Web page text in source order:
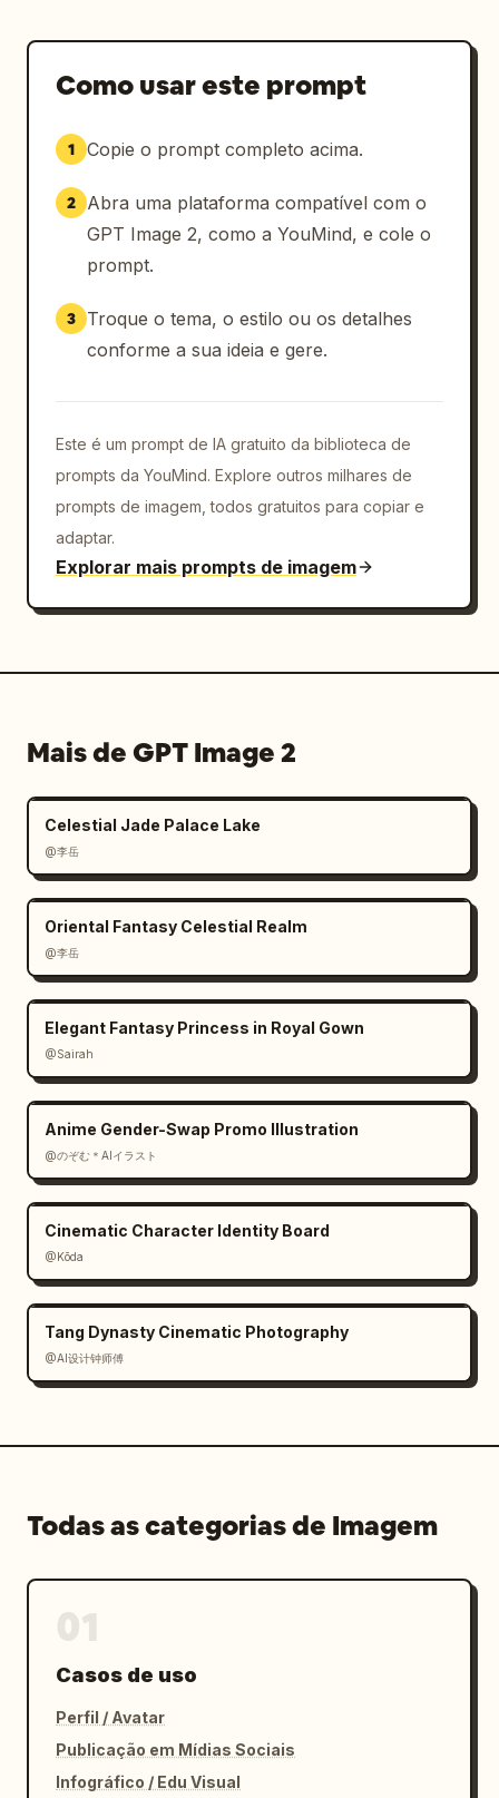
Como usar este prompt
1 Copie o prompt completo acima.
2
Abra uma plataforma compatível com o
GPT Image 2, como a YouMind, e cole o
prompt.
3
Troque o tema, o estilo ou os detalhes
conforme a sua ideia e gere.
Este é um prompt de IA gratuito da biblioteca de
prompts da YouMind. Explore outros milhares de
prompts de imagem, todos gratuitos para copiar e
adaptar.
Explorar mais prompts de imagem
Mais de GPT Image 2
Celestial Jade Palace Lake
@李岳
Oriental Fantasy Celestial Realm
@李岳
Elegant Fantasy Princess in Royal Gown
@Sairah
Anime Gender-Swap Promo Illustration
@のぞむ＊AIイラスト
Cinematic Character Identity Board
@Kōda
Tang Dynasty Cinematic Photography
@AI设计钟师傅
Todas as categorias de Imagem
Casos de uso
Perfil / Avatar
Publicação em Mídias Sociais
Infográfico / Edu Visual